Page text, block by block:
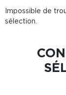
Impossible de
sélection.